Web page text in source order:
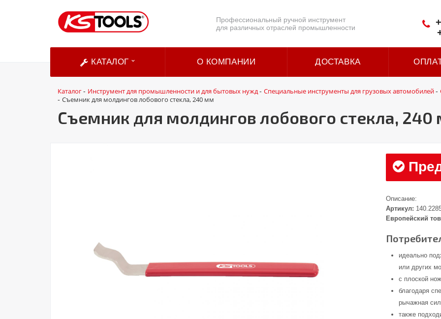
Профессиональный ручной инструмент
для различных отраслей промышленности
КАТАЛОГ О КОМПАНИИ ДОСТАВКА
Каталог- Инструмент для промышленности и для бытовых нужд- Специальные инструменты для грузовых автомобилей-
- Съемник для молдингов лобового стекла, 240 мм
Съемник для молдингов лобового стекла,
Описание:
Артикул:
Европейский
идеально
или других
с плоской
благодаря
рычажная
также